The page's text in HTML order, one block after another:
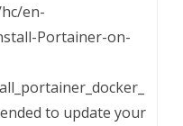
en-
Portainer-on-
to update your